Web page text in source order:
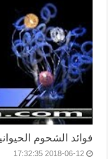
فوائد الشحوم
2018-06-12 17:32:35